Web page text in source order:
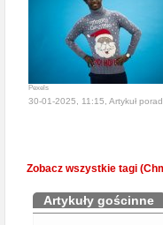
Pexels
30-01-2025, 11:15, Artykuł
Zobacz wszystkie tagi
Artykuły gościnne